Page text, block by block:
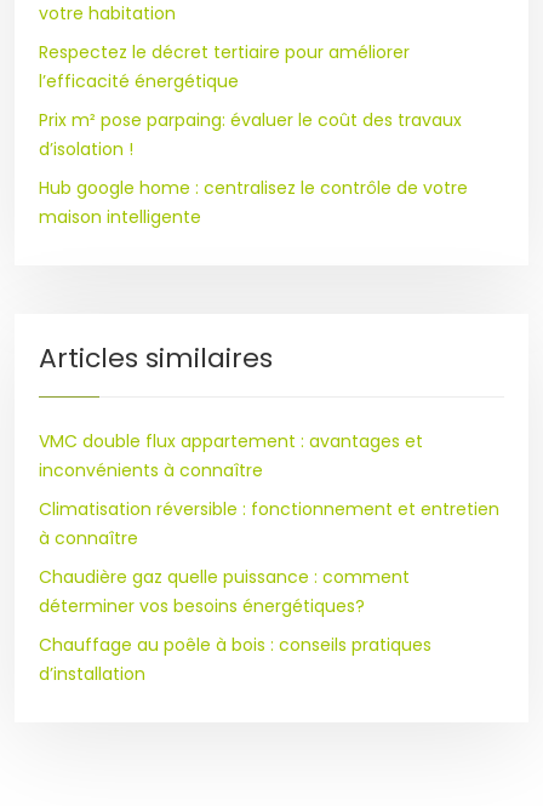
votre habitation
Respectez le décret tertiaire pour améliorer
l’efficacité énergétique
Prix m² pose parpaing: évaluer le coût des travaux
d’isolation !
Hub google home : centralisez le contrôle de votre
maison intelligente
Articles similaires
VMC double flux appartement : avantages et
inconvénients à connaître
Climatisation réversible : fonctionnement et entretien
à connaître
Chaudière gaz quelle puissance : comment
déterminer vos besoins énergétiques?
Chauffage au poêle à bois : conseils pratiques
d’installation